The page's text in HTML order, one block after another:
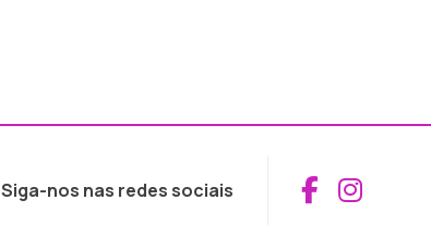
Siga-nos nas redes sociais Aceder